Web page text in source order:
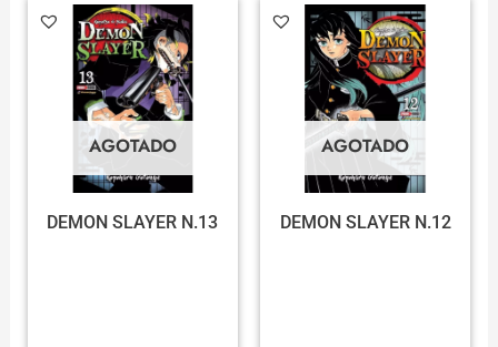
AGOTADO
DEMON SLAYER N.13
AGOTADO
DEMON SLAYER N.12